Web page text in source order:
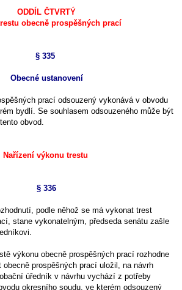
ODDÍL ČTVRTÝ
obecně prospěšných prací
§ 335
Obecné ustanovení
prací odsouzený vykonává v obvodu
bydlí. Se souhlasem odsouzeného může být
obvod.
Nařízení výkonu trestu
§ 336
podle něhož se má vykonat trest
stane vykonatelným, předseda senátu zašle
výkonu obecně prospěšných prací rozhodne
prospěšných prací uložil, na návrh
úředník v návrhu vychází z potřeby
okresního soudu, ve kterém odsouzený